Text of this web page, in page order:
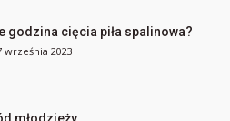
godzina cięcia piła spalinowa?
września 2023
młodzieży